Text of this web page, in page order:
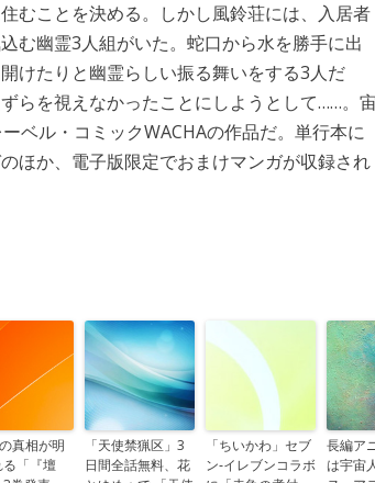
むことを決める。しかし風鈴荘には、入居者
む幽霊3人組がいた。蛇口から水を勝手に出
けたりと幽霊らしい振る舞いをする3人だ
らを視えなかったことにしようとして……。宙
ベル・コミックWACHAの作品だ。単行本に
ほか、電子版限定でおまけマンガが収録され
真相が明
「『壇
「天使禁猟区」3
日間全話無料、花
「ちいかわ」セブ
ン‐イレブンコラボ
長編ア
は宇宙